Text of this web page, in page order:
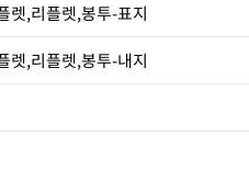
렛,리플렛,봉투-표지
렛,리플렛,봉투-내지